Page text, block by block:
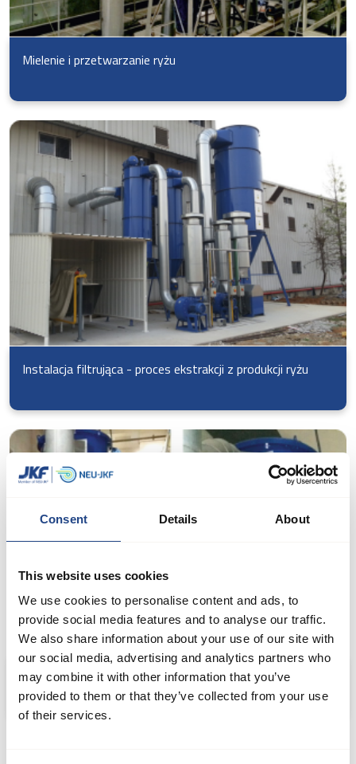
Consent Details About
This website uses cookies
We use cookies to personalise content and ads, to
provide social media features and to analyse our traffic.
We also share information about your use of our site with
our social media, advertising and analytics partners who
may combine it with other information that you’ve
provided to them or that they’ve collected from your use
of their services.
Mielenie i przetwarzanie ryżu
Instalacja filtrująca - proces ekstrakcji z produkcji ryżu
Producent wyrobów cukierniczych i piekarniczych